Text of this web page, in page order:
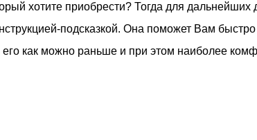
хотите приобрести? Тогда для дальнейших
подсказкой. Она поможет Вам
его как можно раньше и при этом наиболее